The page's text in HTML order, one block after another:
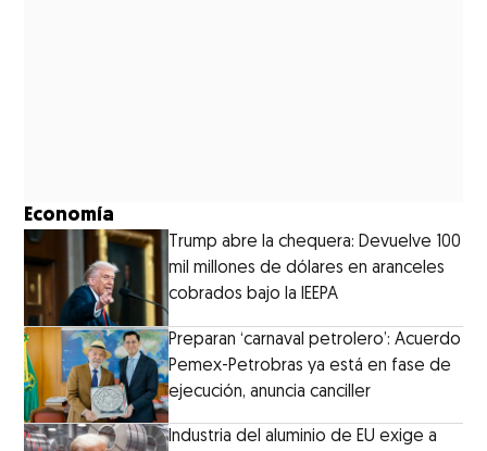
Economía
Trump abre la chequera: Devuelve 100
mil millones de dólares en aranceles
cobrados bajo la IEEPA
Preparan ‘carnaval petrolero’: Acuerdo
Pemex-Petrobras ya está en fase de
ejecución, anuncia canciller
Industria del aluminio de EU exige a